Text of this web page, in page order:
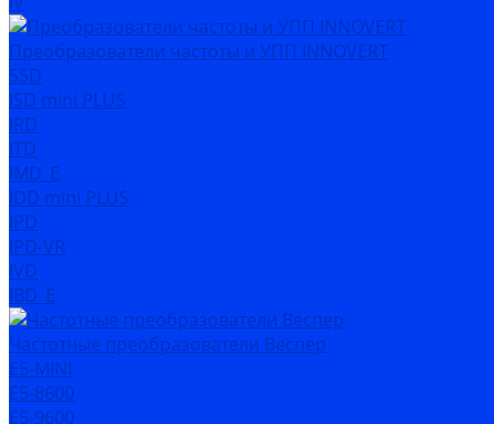
Преобразователи частоты и УПП INNOVERT
SSD
ISD mini PLUS
IRD
ITD
IMD_E
IDD mini PLUS
IPD
IРD-VR
IVD
IBD_E
Частотные преобразователи Веспер
Е5-MINI
Е5-8600
Е5-9600